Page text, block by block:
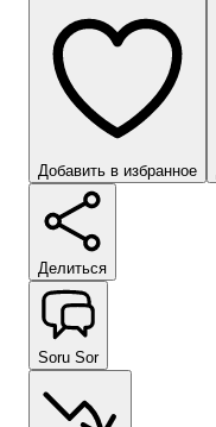
Добавить в избранное
Делиться
Soru Sor